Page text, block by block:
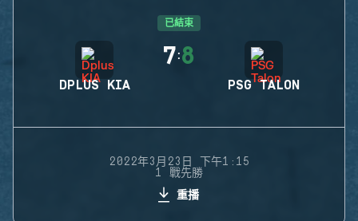
已結束
DPLUS KIA
7:8
PSG TALON
2022年3月23日 下午1:15
1 戰先勝
重播